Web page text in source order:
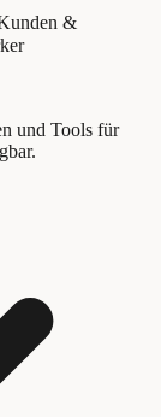
&
und Tools für